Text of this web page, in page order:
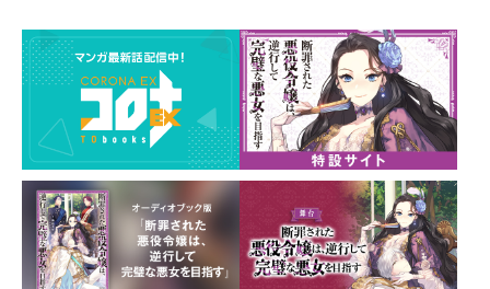
サイズ ： 約60mm
イラスト ： えびすし
発売元 ： TOブックス